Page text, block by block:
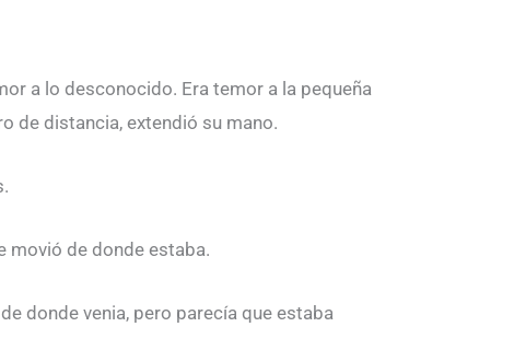
a lo desconocido. Era temor a la pequeña
de distancia, extendió su mano.
movió de donde estaba.
donde venia, pero parecía que estaba